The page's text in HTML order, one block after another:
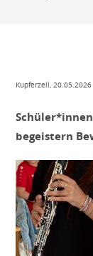
Kupferzell, 20.05.2026
begeistern